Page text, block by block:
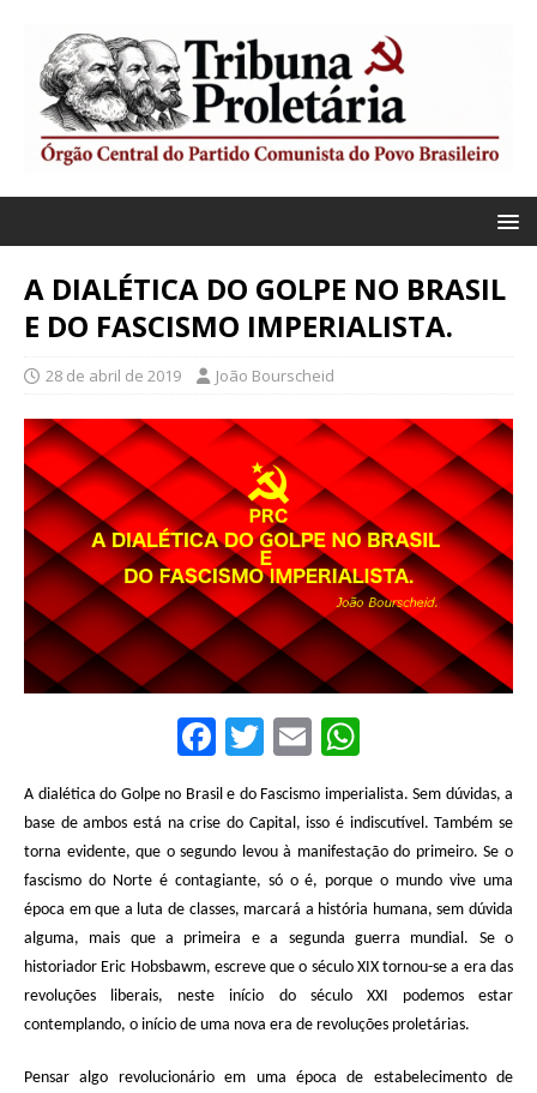
A DIALÉTICA DO GOLPE NO BRASIL
E DO FASCISMO IMPERIALISTA.
28 de abril de 2019 João Bourscheid
F
c
e
b
o
o
k
T
w
it
te
r
E
m
ai
l
h
at
s
A
p
p
A dialética do Golpe no Brasil e do Fascismo imperialista. Sem dúvidas, a
base de ambos está na crise do Capital, isso é indiscutível. Também se
torna evidente, que o segundo levou à manifestação do primeiro. Se o
fascismo do Norte é contagiante, só o é, porque o mundo vive uma
época em que a luta de classes, marcará a história humana, sem dúvida
alguma, mais que a primeira e a segunda guerra mundial. Se o
historiador Eric Hobsbawm, escreve que o século XIX tornou-se a era das
revoluções liberais, neste início do século XXI podemos estar
contemplando, o início de uma nova era de revoluções proletárias.
Pensar algo revolucionário em uma época de estabelecimento de